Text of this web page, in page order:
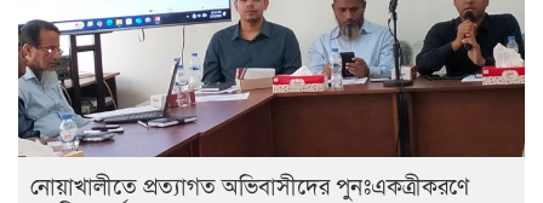
নোয়াখালীতে প্রত্যাগত অভিবাসীদের পুনঃএকত্রীকরণে